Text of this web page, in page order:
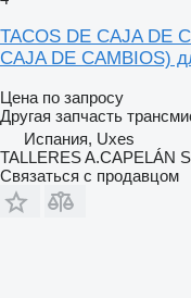
TACOS DE CAJA DE
CAJA DE CAMBIOS)
Цена по запросу
Другая запчасть
Испания, Uxes
TALLERES A.CAPELÁN
Связаться с продавцом